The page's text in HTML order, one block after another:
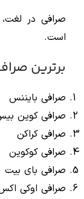
صرافی در
است.
برترین
صرافی بایننس
صرافی کوین
صرافی کراکن
صرافی کوکوین
صرافی بای بیت
صرافی اوکی